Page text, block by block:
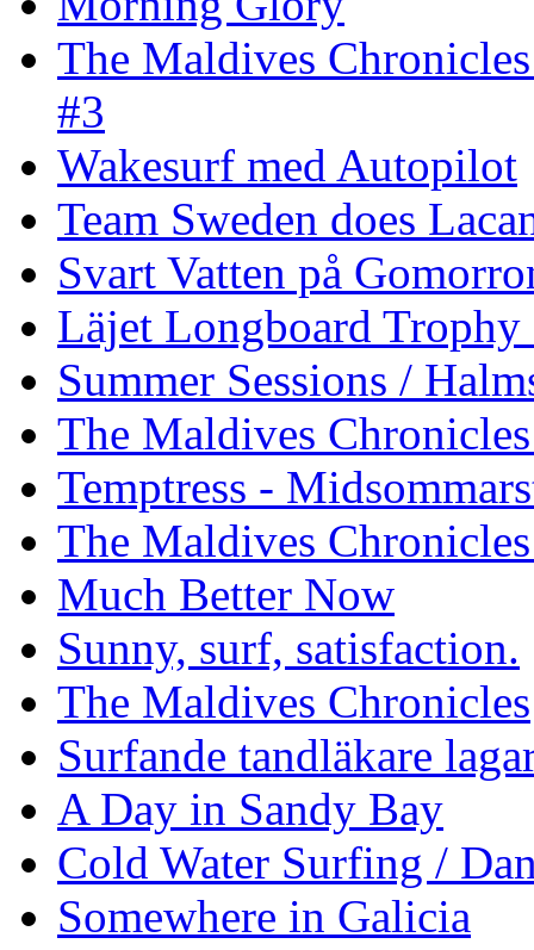
The Maldives
#3
Wakesurf med Autopilot
Team Sweden does
Svart Vatten på
Läjet Longboard
Summer Sessions /
The Maldives
Temptress -
The Maldives
Much Better Now
Sunny, surf, satisfaction.
The Maldives Chronicles
Surfande tandläkare
A Day in Sandy Bay
Cold Water Surfing /
Somewhere in Galicia